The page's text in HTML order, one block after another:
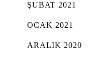
ŞUBAT 2021
OCAK 2021
ARALIK 2020